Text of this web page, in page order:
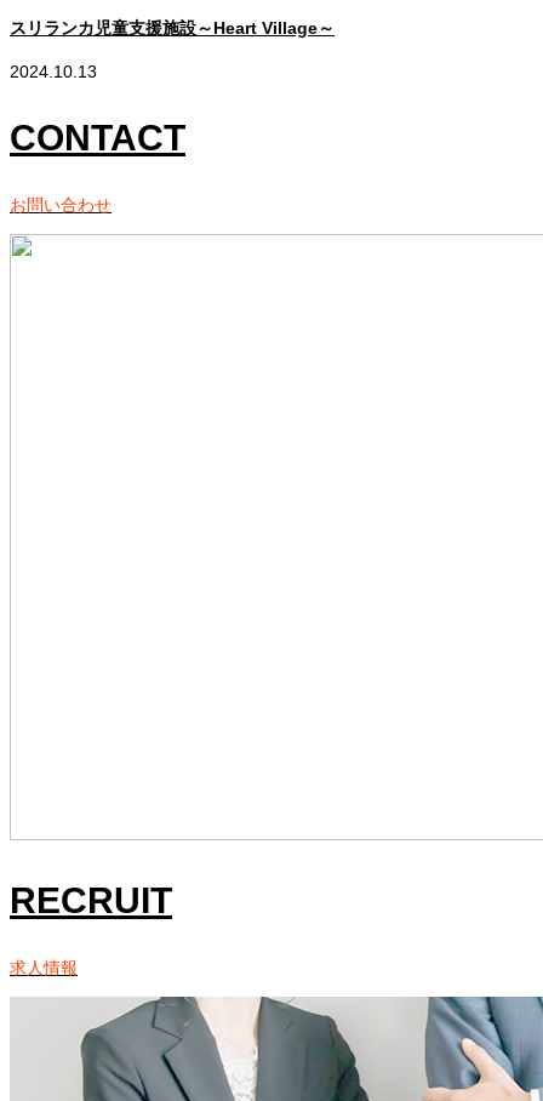
スリランカ児童支援施設～Heart Village～
2024.10.13
CONTACT
お問い合わせ
RECRUIT
求人情報